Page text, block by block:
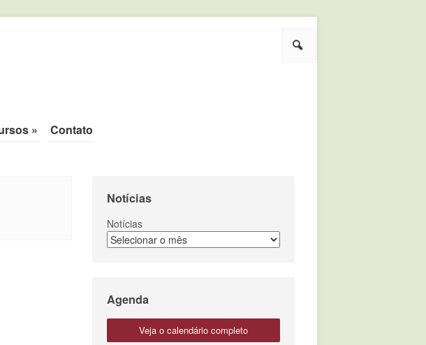
Pesquisar
» Contato
Notícias
Notícias
Agenda
veja o calendário completo